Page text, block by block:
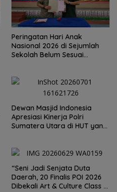
Peringatan Hari Anak
Nasional 2026 di Sejumlah
Sekolah Belum Sesuai
Dewan Masjid Indonesia
Apresiasi Kinerja Polri
Sumatera Utara di HUT yang
“Seni Jadi Senjata Duta
Daerah, 20 Finalis POI 2026
Dibekali Art & Culture Class di